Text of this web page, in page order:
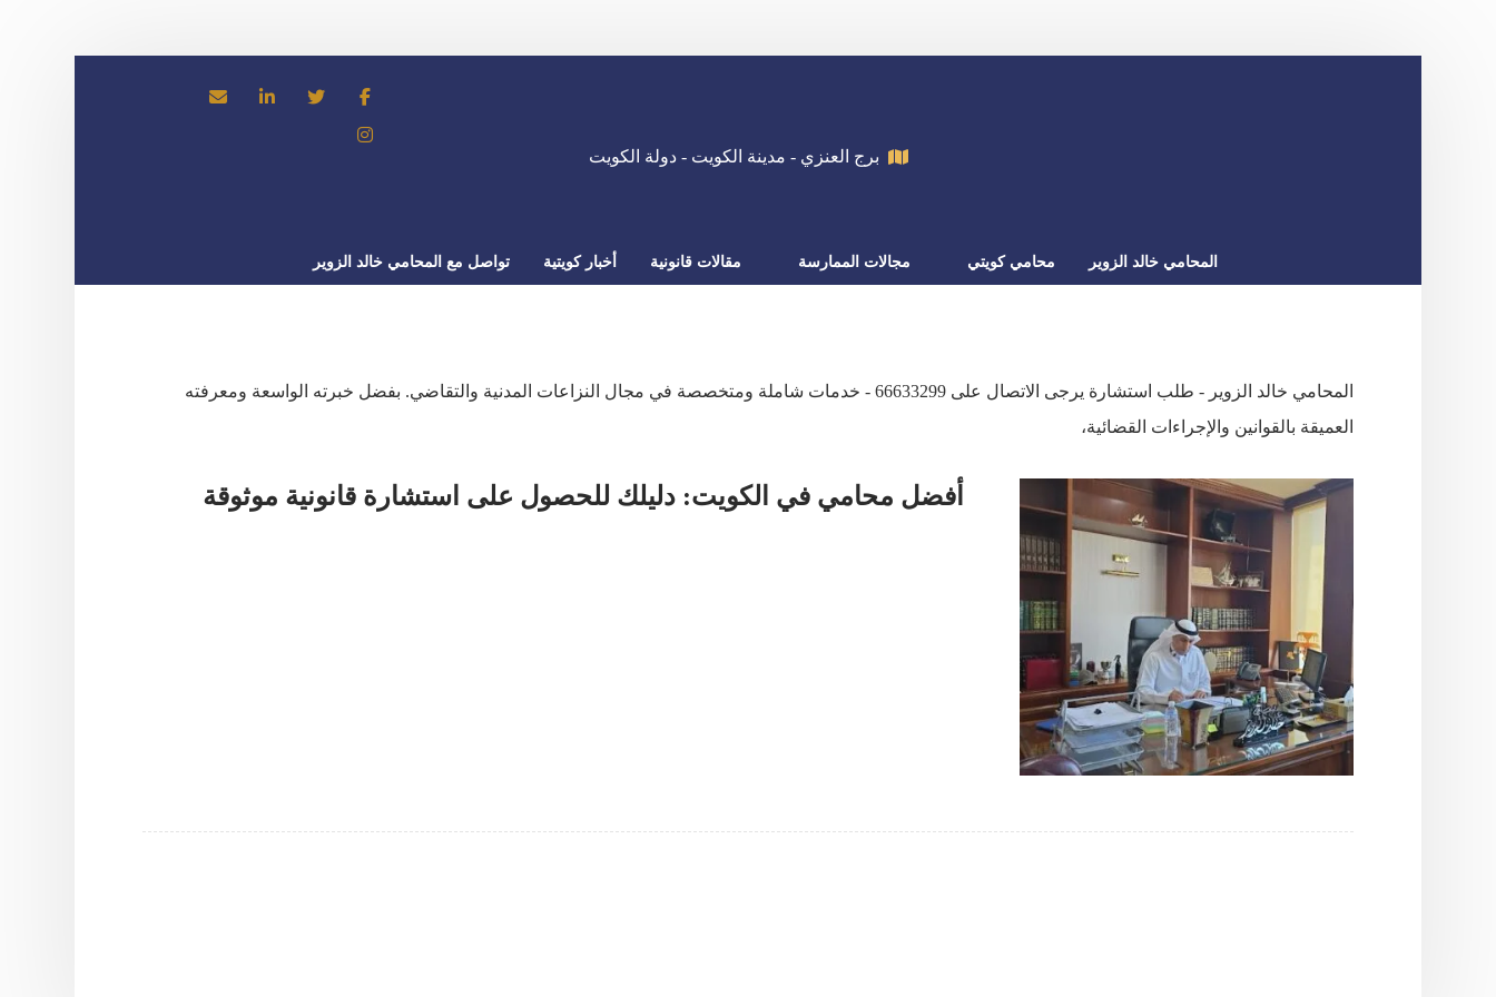
برج العنزي - مدينة الكويت - دولة الكويت
المحامي خالد الزوير محامي كويتي مجالات الممارسة مقالات قانونية أخبار كويتية تواصل مع المحامي خالد الزوير
المحامي خالد الزوير - طلب استشارة يرجى الاتصال على 66633299 - خدمات شاملة ومتخصصة في مجال النزاعات المدنية والتقاضي. بفضل خبرته الواسعة ومعرفته
العميقة بالقوانين والإجراءات القضائية،
أفضل محامي في الكويت: دليلك للحصول على استشارة قانونية موثوقة